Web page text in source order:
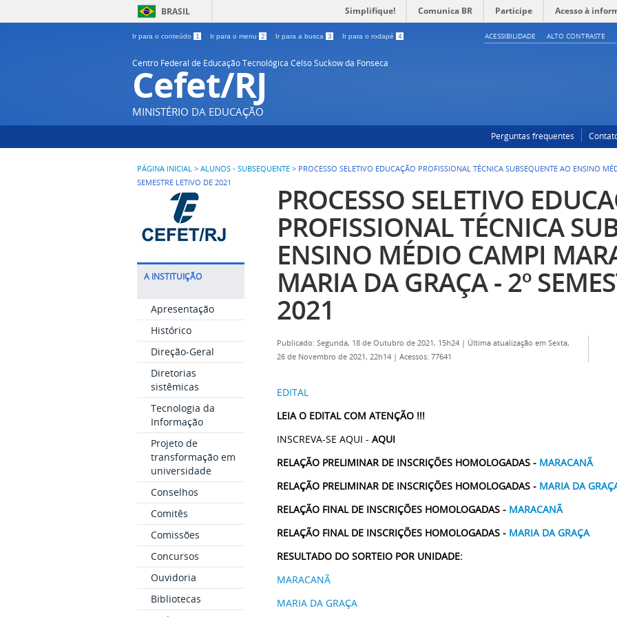
BRASIL Simplifique! Comunica BR Participe Acesso à
Ir para o conteúdo 1 Ir para o menu 2 Ir para a busca 3 Ir para o rodapé 4 ACESSIBILIDADE ALTO CONTRASTE
Centro Federal de Educação Tecnológica Celso Suckow da Fonseca
Cefet/RJ
MINISTÉRIO DA EDUCAÇÃO
Perguntas frequentes
PÁGINA INICIAL > ALUNOS - SUBSEQUENTE > PROCESSO SELETIVO EDUCAÇÃO PROFISSIONAL TÉCNICA SUBSEQUENTE AO ENSINO
SEMESTRE LETIVO DE 2021
A INSTITUIÇÃO
Apresentação
Histórico
Direção-Geral
Diretorias
sistêmicas
Tecnologia da
Informação
Projeto de
transformação em
universidade
Conselhos
Comitês
Comissões
Concursos
Ouvidoria
Bibliotecas
PROCESSO SELETIVO
PROFISSIONAL TÉCNICA
ENSINO MÉDIO CAMPI
MARIA DA GRAÇA - 2º
2021
Publicado: Segunda, 18 de Outubro de 2021, 15h24 | Última atualização em Sexta,
26 de Novembro de 2021, 22h14 | Acessos: 77641
EDITAL
LEIA O EDITAL COM ATENÇÃO !!!
INSCREVA-SE AQUI - AQUI
RELAÇÃO PRELIMINAR DE INSCRIÇÕES HOMOLOGADAS - MARACANÃ
RELAÇÃO PRELIMINAR DE INSCRIÇÕES HOMOLOGADAS - MARIA DA
RELAÇÃO FINAL DE INSCRIÇÕES HOMOLOGADAS - MARACANÃ
RELAÇÃO FINAL DE INSCRIÇÕES HOMOLOGADAS - MARIA DA GRAÇA
RESULTADO DO SORTEIO POR UNIDADE:
MARACANÃ
MARIA DA GRAÇA